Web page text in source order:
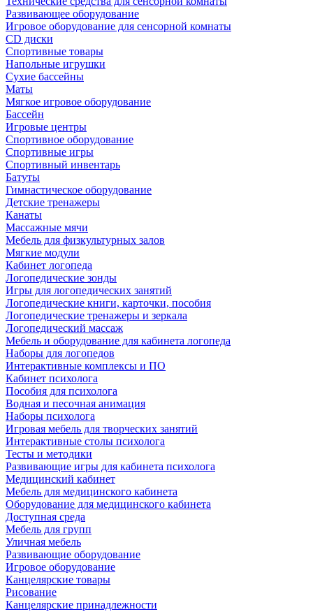
Развивающее оборудование
Игровое оборудование для сенсорной комнаты
CD диски
Спортивные товары
Напольные игрушки
Сухие бассейны
Маты
Мягкое игровое оборудование
Бассейн
Игровые центры
Спортивное оборудование
Спортивные игры
Спортивный инвентарь
Батуты
Гимнастическое оборудование
Детские тренажеры
Канаты
Массажные мячи
Мебель для физкультурных залов
Мягкие модули
Кабинет логопеда
Логопедические зонды
Игры для логопедических занятий
Логопедические книги, карточки, пособия
Логопедические тренажеры и зеркала
Логопедический массаж
Мебель и оборудование для кабинета логопеда
Наборы для логопедов
Интерактивные комплексы и ПО
Кабинет психолога
Пособия для психолога
Водная и песочная анимация
Наборы психолога
Игровая мебель для творческих занятий
Интерактивные столы психолога
Тесты и методики
Развивающие игры для кабинета психолога
Медицинский кабинет
Мебель для медицинского кабинета
Оборудование для медицинского кабинета
Доступная среда
Мебель для групп
Уличная мебель
Развивающие оборудование
Игровое оборудование
Канцелярские товары
Рисование
Канцелярские принадлежности